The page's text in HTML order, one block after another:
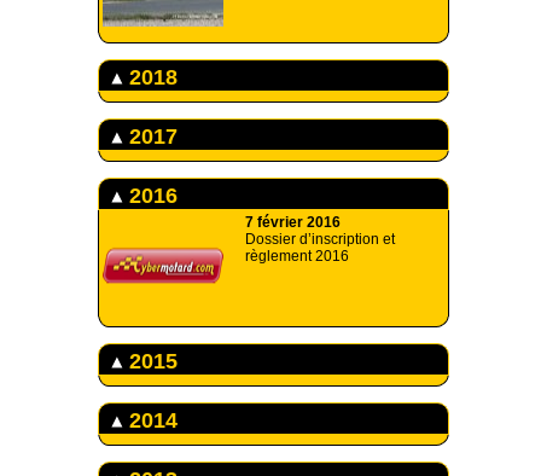
2018
2017
2016
7 février 2016
Dossier d’inscription et
règlement 2016
2015
2014